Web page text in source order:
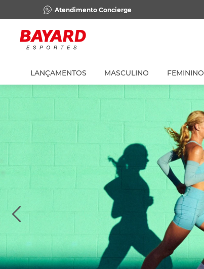
Atendimento Concierge
LANÇAMENTOS MASCULINO FEMININO